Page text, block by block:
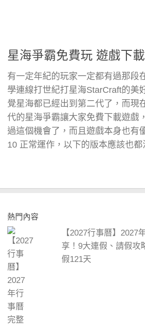
星海爭霸免費玩 遊戲下
有一定年紀的玩家一定都有過那段
學連線打世紀打星海StarCraft的美
覺星海都已經出到第二代了，而現
代的星海爭霸讓大家免費下載遊戲
過這個機會了，而且遊戲本身也有
10 正常運作，以下的版本應該也都
熱門內容
【2027行事曆】2027
享！9大連假、請假攻
假121天